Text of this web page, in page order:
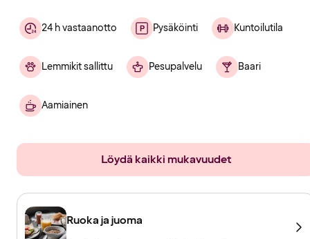
24 h vastaanotto Pysäköinti Kuntoilutila
Lemmikit sallittu Pesupalvelu Baari
Aamiainen
Löydä kaikki mukavuudet
Ruoka ja juoma